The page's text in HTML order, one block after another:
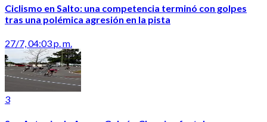
Ciclismo en Salto: una competencia terminó con golpes
tras una polémica agresión en la pista
27/7, 04:03 p. m.
3